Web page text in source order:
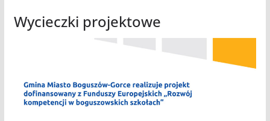
Wycieczki projektowe